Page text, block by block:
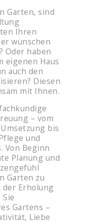
Garten, sind
Ihren
wünschen
Oder haben
eigenen Haus
auch den
Diesen
mit Ihnen.
– vom
bis
und
Von Beginn
Planung und
Garten zu
Erholung
Gartens –
Liebe